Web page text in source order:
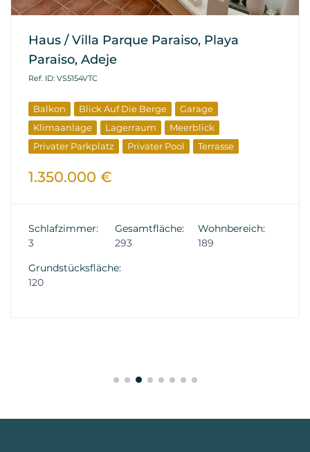
Haus / Villa Parque Paraiso, Playa
Paraiso, Adeje
Ref. ID: VS5154VTC
Balkon Blick Auf Die Berge
Garage
Klimaanlage
Lagerraum
Meerblick
Privater Parkplatz
Privater Pool Terrasse
1.350.000 €
Schlafzimmer:
3
Gesamtfläche:
293
Wohnbereich:
189
Grundstücksfläche:
120